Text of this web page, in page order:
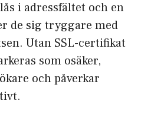
i adressfältet och en
de sig tryggare med
Utan SSL-certifikat
som osäker,
och påverkar